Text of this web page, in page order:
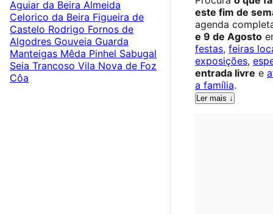
este fim de
agenda
e 9 de Agosto
festas, feiras
exposições,
entrada livre e
a família.
Ler mais ↓
Aguiar da Beira Almeida
Celorico da Beira Figueira de
Castelo Rodrigo Fornos de
Algodres Gouveia Guarda
Manteigas Mêda Pinhel Sabugal
Seia Trancoso Vila Nova de Foz
Côa